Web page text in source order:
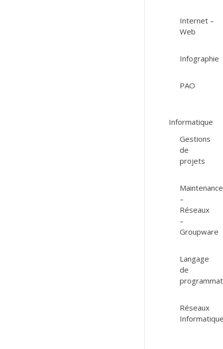
Internet –
Web
Infographie
PAO
Informatique
Gestions
de
projets
Maintenance
–
Réseaux
–
Groupware
Langage
de
Réseaux